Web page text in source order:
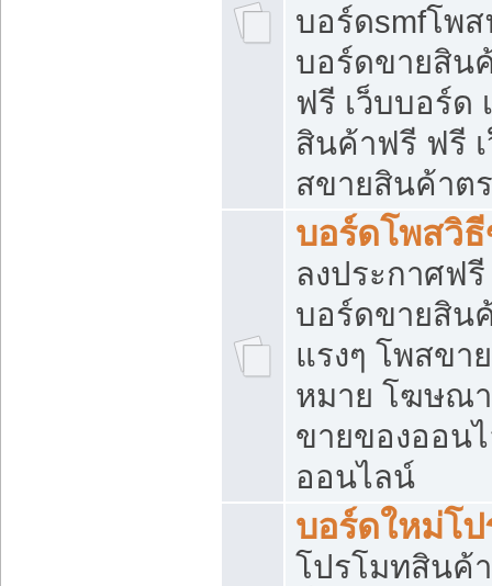
บอร์ดsmfโพ
บอร์ดขายสิน
ฟรี เว็บบอร์ด
สินค้าฟรี ฟรี
สขายสินค้าต
บอร์ดโพสวิ
ลงประกาศฟรี
บอร์ดขายสิน
แรงๆ โพสขา
หมาย โฆษณ
ขายของออน
ออนไลน์
บอร์ดใหม่โ
โปรโมทสินค้